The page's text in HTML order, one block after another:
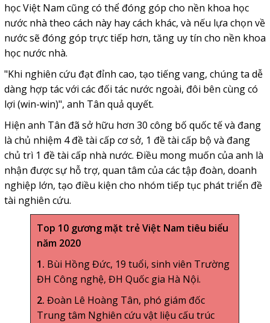
học Việt Nam cũng có thể đóng góp cho nền khoa học
nước nhà theo cách này hay cách khác, và nếu lựa chọn về
nước sẽ đóng góp trực tiếp hơn, tăng uy tín cho nền khoa
học nước nhà.
"Khi nghiên cứu đạt đỉnh cao, tạo tiếng vang, chúng ta dễ
dàng hợp tác với các đối tác nước ngoài, đôi bên cùng có
lợi (win-win)", anh Tân quả quyết.
Hiện anh Tân đã sở hữu hơn 30 công bố quốc tế và đang
là chủ nhiệm 4 đề tài cấp cơ sở, 1 đề tài cấp bộ và đang
chủ trì 1 đề tài cấp nhà nước. Điều mong muốn của anh là
nhận được sự hỗ trợ, quan tâm của các tập đoàn, doanh
nghiệp lớn, tạo điều kiện cho nhóm tiếp tục phát triển đề
tài nghiên cứu.
Top 10 gương mặt trẻ Việt Nam tiêu biểu
năm 2020
1. Bùi Hồng Đức, 19 tuổi, sinh viên Trường
ĐH Công nghệ, ĐH Quốc gia Hà Nội.
2. Đoàn Lê Hoàng Tân, phó giám đốc
Trung tâm Nghiên cứu vật liệu cấu trúc